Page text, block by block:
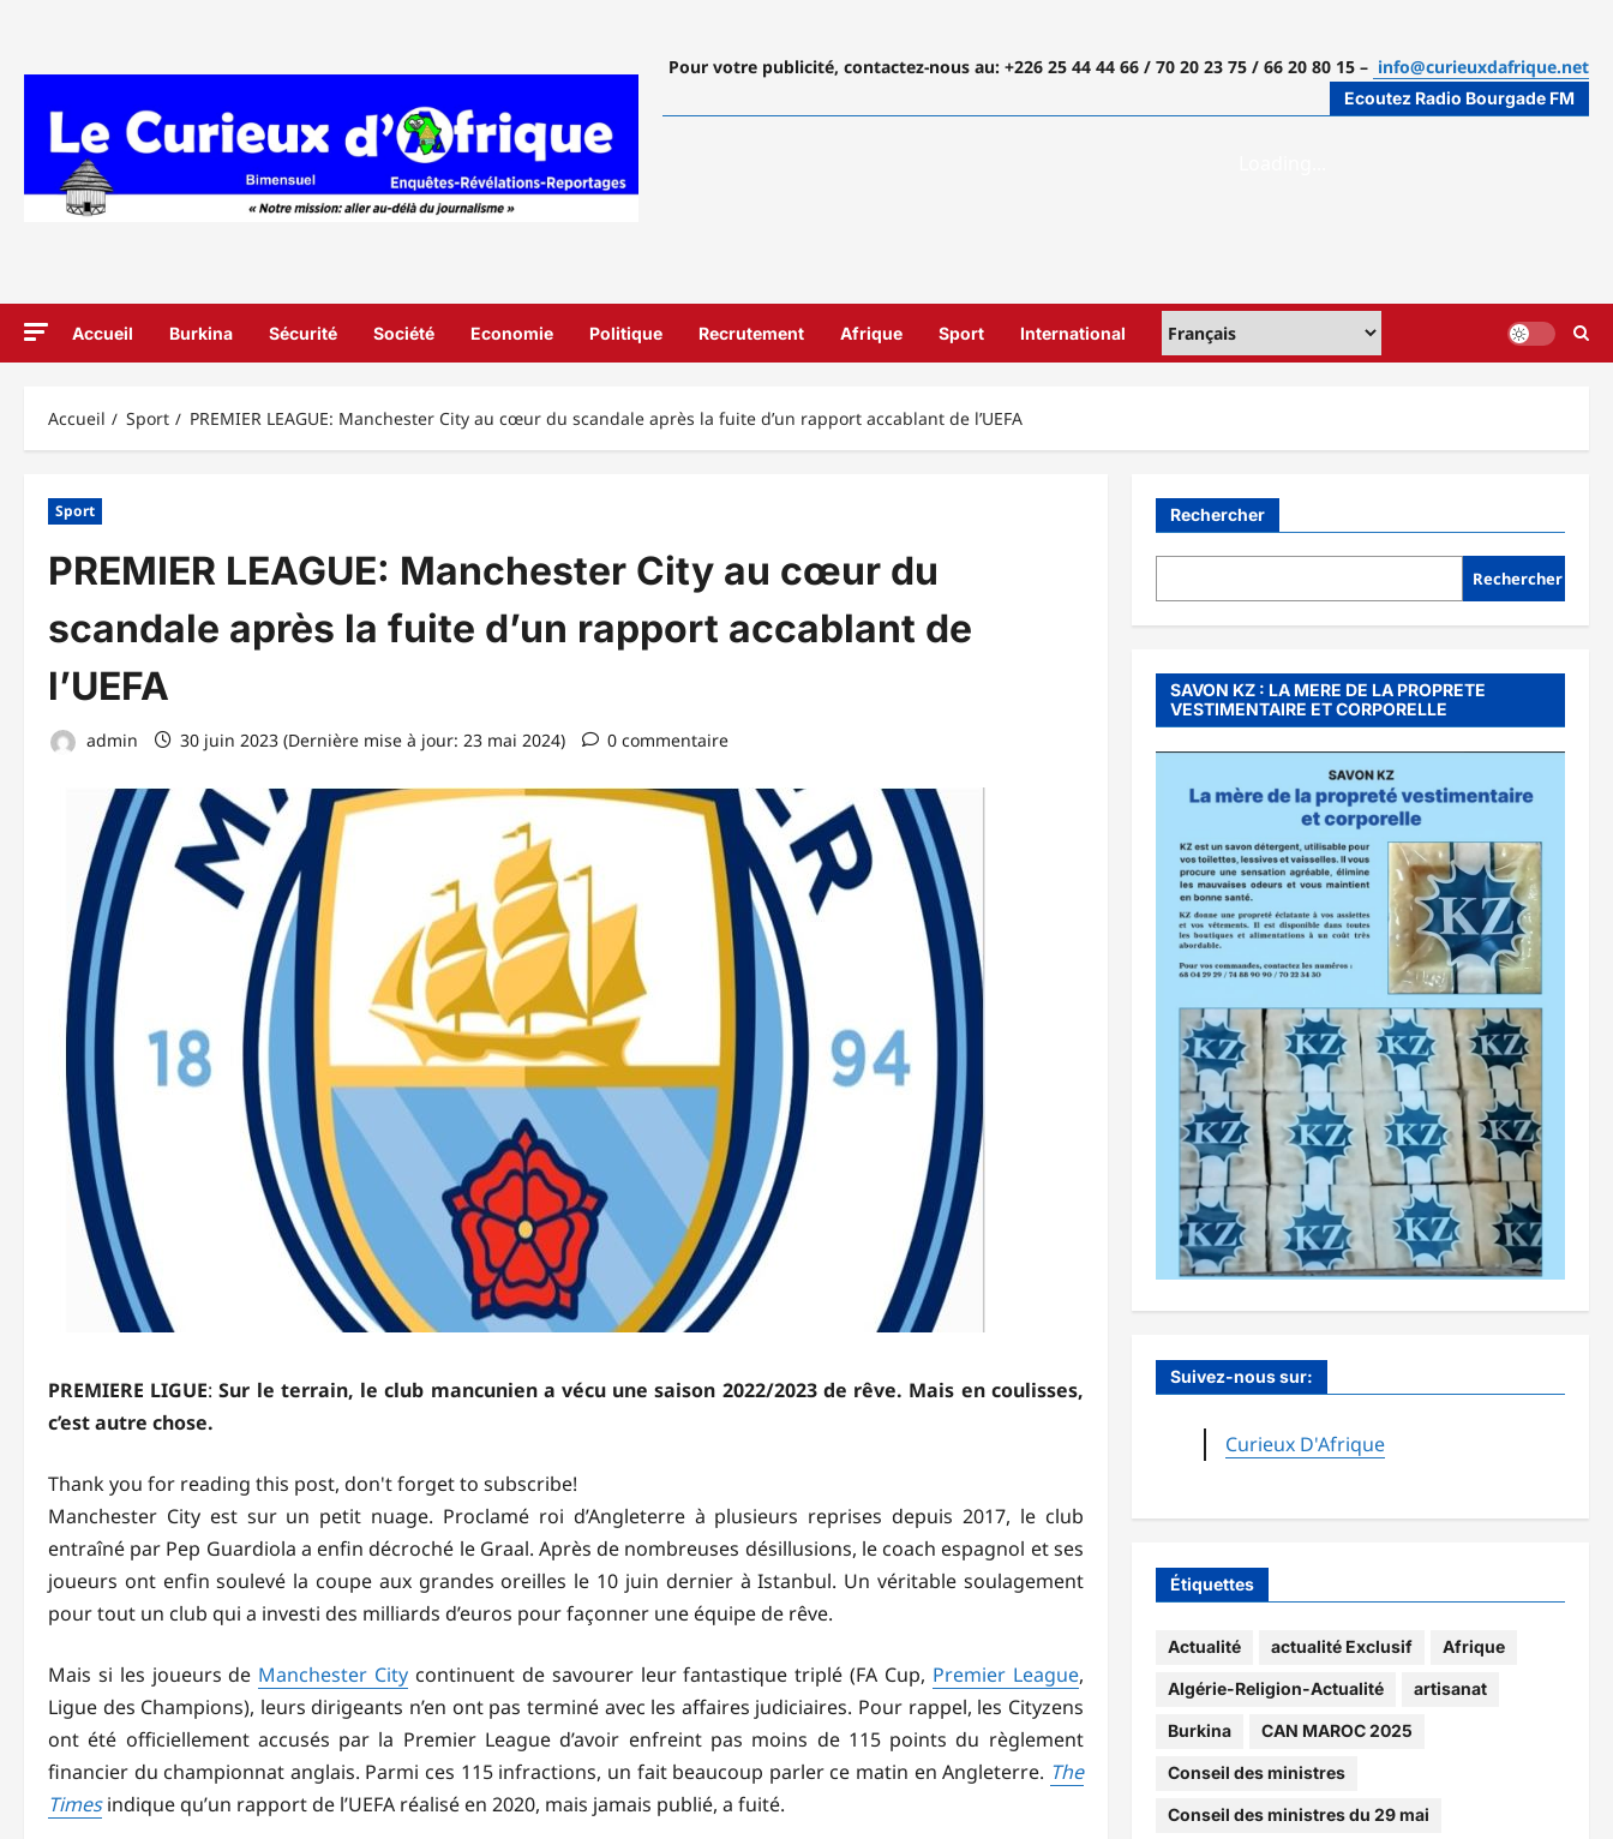
Pour votre publicité, contactez-nous au: +226 25 44 44 66 / 70 20 23 75 / 66 20 80 15 – info@curieuxdafrique.net
Ecoutez Radio Bourgade FM
Accueil Burkina Sécurité Société Economie Politique Recrutement Afrique Sport International
Accueil Sport PREMIER LEAGUE: Manchester City au cœur du scandale après la fuite d’un rapport accablant de l’UEFA
Sport
PREMIER LEAGUE: Manchester City au cœur du
scandale après la fuite d’un rapport accablant de
l’UEFA
admin 30 juin 2023 (Dernière mise à jour: 23 mai 2024) 0 commentaire
PREMIERE LIGUE:Sur le terrain, le club mancunien a vécu une saison 2022/2023 de rêve. Mais en coulisses,
c’est autre chose.
Thank you for reading this post, don't forget to subscribe!
Manchester City est sur un petit nuage. Proclamé roi d’Angleterre à plusieurs reprises depuis 2017, le club
entraîné par Pep Guardiola a enfin décroché le Graal. Après de nombreuses désillusions, le coach espagnol et ses
joueurs ont enfin soulevé la coupe aux grandes oreilles le 10 juin dernier à Istanbul. Un véritable soulagement
pour tout un club qui a investi des milliards d’euros pour façonner une équipe de rêve.
Mais si les joueurs de Manchester City continuent de savourer leur fantastique triplé (FA Cup, Premier League,
Ligue des Champions), leurs dirigeants n’en ont pas terminé avec les affaires judiciaires. Pour rappel, les Cityzens
ont été officiellement accusés par la Premier League d’avoir enfreint pas moins de 115 points du règlement
financier du championnat anglais. Parmi ces 115 infractions, un fait beaucoup parler ce matin en Angleterre. The
Timesindique qu’un rapport de l’UEFA réalisé en 2020, mais jamais publié, a fuité.
Rechercher
Rechercher
SAVON KZ : LA MERE DE LA PROPRETE
VESTIMENTAIRE ET CORPORELLE
Suivez-nous sur:
Curieux D'Afrique
Étiquettes
Actualité actualité Exclusif Afrique
Algérie-Religion-Actualité artisanat
Burkina CAN MAROC 2025
Conseil des ministres
Conseil des ministres du 29 mai